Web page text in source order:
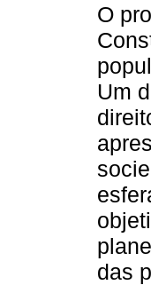
O
Um
das